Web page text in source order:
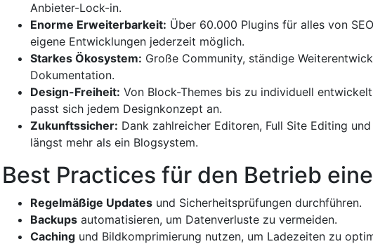
Anbieter-Lock-in.
Enorme Erweiterbarkeit: Über 60.000 Plugins für alles von
eigene Entwicklungen jederzeit möglich.
Starkes Ökosystem: Große Community, ständige
Dokumentation.
Design-Freiheit: Von Block-Themes bis zu individuell
passt sich jedem Designkonzept an.
Zukunftssicher: Dank zahlreicher Editoren, Full Site Editing und
längst mehr als ein Blogsystem.
Best Practices für den Betrieb
Regelmäßige Updatesund Sicherheitsprüfungen durchführen.
Backupsautomatisieren, um Datenverluste zu vermeiden.
Cachingund Bildkomprimierung nutzen, um Ladezeiten zu